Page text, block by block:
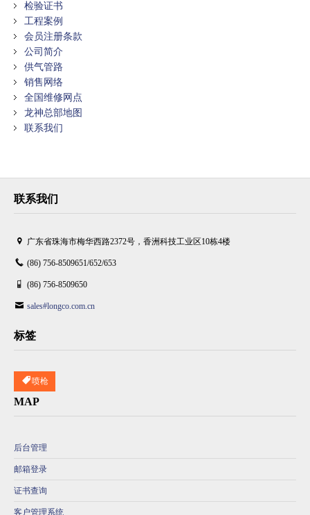
检验证书
工程案例
会员注册条款
公司简介
供气管路
销售网络
全国维修网点
龙神总部地图
联系我们
联系我们
广东省珠海市梅华西路2372号，香洲科技工业区10栋4楼
(86) 756-8509651/652/653
(86) 756-8509650
sales#longco.com.cn
标签
喷枪
MAP
后台管理
邮箱登录
证书查询
客户管理系统